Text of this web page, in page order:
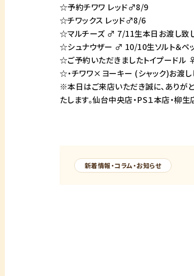
☆予約チワワ レッド♂8/9
☆チワックス レッド♂8/6
☆マルチーズ ♂ 7/11生本日お渡し致し
☆シュナウザー ♂ 10/10生ソルト＆ペ
☆ご予約いただきましたトイプードル
☆・チワワ×ヨーキー (シャック)お渡し
※本日はご来店いただき誠に、ありがと
たします。仙台中央店・PS１本店・柳
新着情報・コラム・お知らせ